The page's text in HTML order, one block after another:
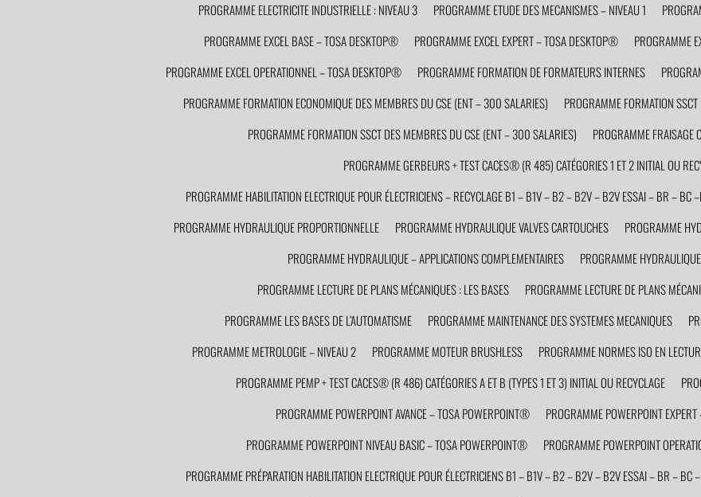
PROGRAMME ELECTRICITE INDUSTRIELLE : NIVEAU 3
PROGRAMME ETUDE DES MECANISMES – NIVEAU 1
PROGRAMME EXCEL BASE – TOSA DESKTOP®
PROGRAMME EXCEL EXPERT – TOSA DESKTOP®
PROGRAMME
PROGRAMME EXCEL OPERATIONNEL – TOSA DESKTOP®
PROGRAMME FORMATION DE FORMATEURS INTERNES
PROGRAMME FORMATION ECONOMIQUE DES MEMBRES DU CSE (ENT – 300 SALARIES)
PROGRAMME FORMATION
PROGRAMME FORMATION SSCT DES MEMBRES DU CSE (ENT – 300 SALARIES)
PROGRAMME FRAISAGE
PROGRAMME GERBEURS + TEST CACES® (R 485) CATÉGORIES 1 ET 2 INITIAL OU
PROGRAMME HABILITATION ELECTRIQUE POUR ÉLECTRICIENS – RECYCLAGE B1 – B1V – B2 – B2V – B2V ESSAI – BR – BC
PROGRAMME HYDRAULIQUE PROPORTIONNELLE
PROGRAMME HYDRAULIQUE VALVES CARTOUCHES
PROGRAMME
PROGRAMME HYDRAULIQUE – APPLICATIONS COMPLEMENTAIRES
PROGRAMME
PROGRAMME LECTURE DE PLANS MÉCANIQUES : LES BASES
PROGRAMME LECTURE DE PLANS
PROGRAMME LES BASES DE L’AUTOMATISME
PROGRAMME MAINTENANCE DES SYSTEMES MECANIQUES
PROGRAMME METROLOGIE – NIVEAU 2
PROGRAMME MOTEUR BRUSHLESS PROGRAMME NORMES ISO EN
PROGRAMME PEMP + TEST CACES® (R 486) CATÉGORIES A ET B (TYPES 1 ET 3) INITIAL OU RECYCLAGE
PROGRAMME POWERPOINT AVANCE – TOSA POWERPOINT®
PROGRAMME POWERPOINT
PROGRAMME POWERPOINT NIVEAU BASIC – TOSA POWERPOINT®
PROGRAMME POWERPOINT
PROGRAMME PRÉPARATION HABILITATION ELECTRIQUE POUR ÉLECTRICIENS B1 – B1V – B2 – B2V – B2V ESSAI – BR – BC